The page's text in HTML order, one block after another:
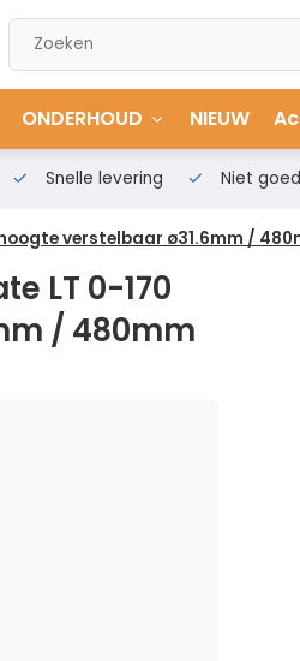
ONDERHOUD NIEUW
Snelle levering Niet
verstelbaar ø31.6mm /
LT 0-170
/ 480mm